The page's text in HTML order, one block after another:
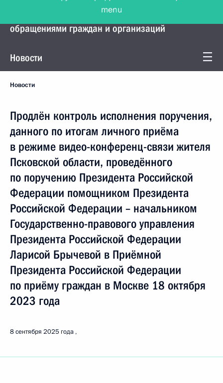
Управление Президента по работе с
обращениями граждан и организаций
Новости
Новости
Продлён контроль исполнения поручения,
данного по итогам личного приёма
в режиме видео-конференц-связи жителя
Псковской области, проведённого
по поручению Президента Российской
Федерации помощником Президента
Российской Федерации – начальником
Государственно-правового управления
Президента Российской Федерации
Ларисой Брычевой в Приёмной
Президента Российской Федерации
по приёму граждан в Москве 18 октября
2023 года
8 сентября 2025 года